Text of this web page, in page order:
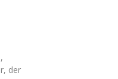
der